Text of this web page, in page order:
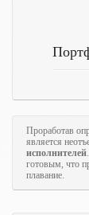
Проработав
является
исполнителей
готовым, что
плавание.